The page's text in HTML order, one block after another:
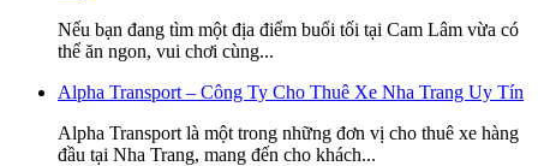
Nếu bạn đang tìm một địa điểm buổi tối tại Cam Lâm vừa có
thể ăn ngon, vui chơi cùng...
Alpha Transport – Công Ty Cho Thuê Xe Nha Trang Uy Tín
Alpha Transport là một trong những đơn vị cho thuê xe hàng
đầu tại Nha Trang, mang đến cho khách...